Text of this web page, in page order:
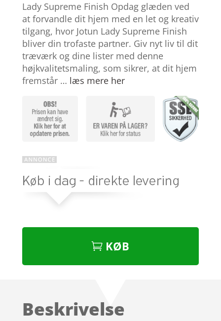
ud af 5
baseret
på
kundebed
ømmelse
r
Lady Supreme Finish Opdag glæden ved
at forvandle dit hjem med en let og kreativ
tilgang, hvor Jotun Lady Supreme Finish
bliver din trofaste partner. Giv nyt liv til dit
træværk og dine lister med denne
højkvalitetsmaling, som sikrer, at dit hjem
fremstår … læs mere her
KØB
Beskrivelse